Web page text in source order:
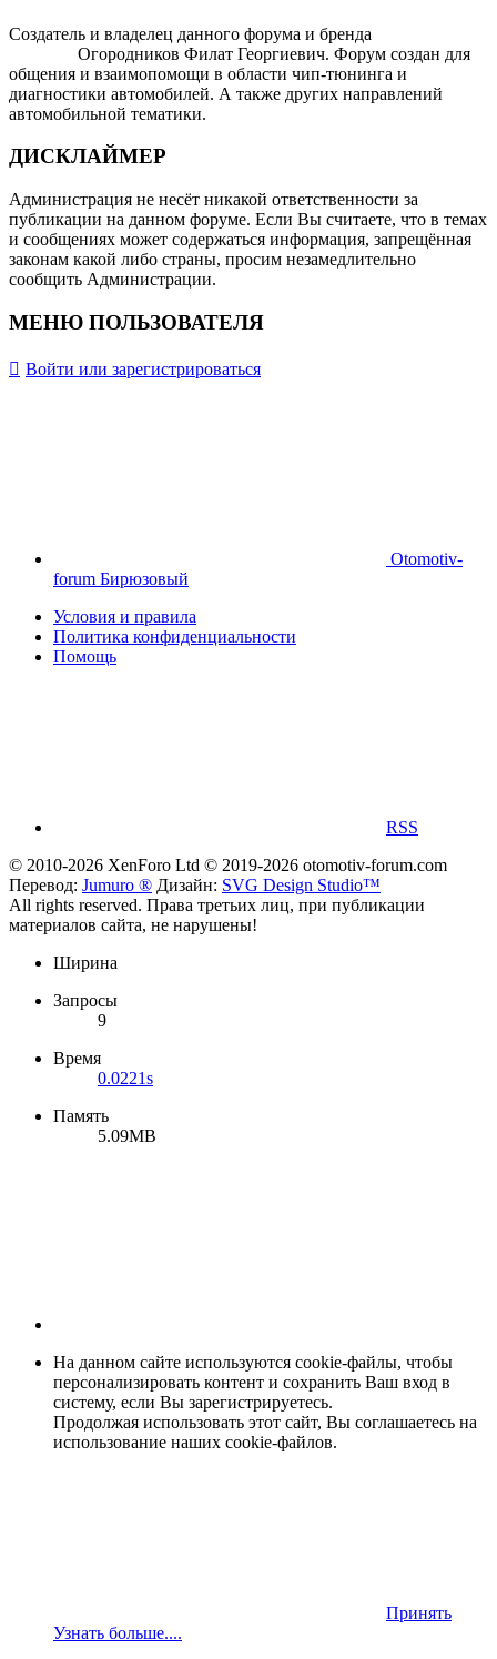
Создатель и владелец данного форума и бренда
Огородников Филат Георгиевич. Форум создан для
общения и взаимопомощи в области чип-тюнинга и
диагностики автомобилей. А также других направлений
автомобильной тематики.
ДИСКЛАЙМЕР
Администрация не несёт никакой ответственности за
публикации на данном форуме. Если Вы считаете, что в темах
и сообщениях может содержаться информация, запрещённая
законам какой либо страны, просим незамедлительно
сообщить Администрации.
МЕНЮ ПОЛЬЗОВАТЕЛЯ
Войти или зарегистрироваться
Otomotiv-
forum Бирюзовый
Условия и правила
Политика конфиденциальности
Помощь
RSS
© 2010-2026 XenForo Ltd © 2019-2026 otomotiv-forum.com
Перевод: Jumuro ® Дизайн: SVG Design Studio™
All rights reserved. Права третьих лиц, при публикации
материалов сайта, не нарушены!
Ширина
Запросы
9
Время
0.0221s
Память
5.09MB
На данном сайте используются cookie-файлы, чтобы
персонализировать контент и сохранить Ваш вход в
систему, если Вы зарегистрируетесь.
Продолжая использовать этот сайт, Вы соглашаетесь на
использование наших cookie-файлов.
Принять
Узнать больше....